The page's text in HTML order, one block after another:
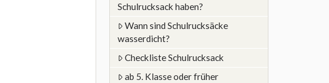
Schulrucksack haben?
Wann sind Schulrucksäcke
wasserdicht?
Checkliste Schulrucksack
ab 5. Klasse oder früher